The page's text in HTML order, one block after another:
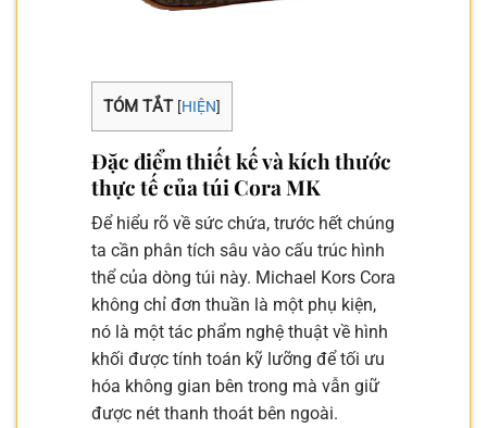
TÓM TẮT [HIỆN]
Đặc điểm thiết kế và kích thước
thực tế của túi Cora MK
Để hiểu rõ về sức chứa, trước hết chúng
ta cần phân tích sâu vào cấu trúc hình
thể của dòng túi này. Michael Kors Cora
không chỉ đơn thuần là một phụ kiện,
nó là một tác phẩm nghệ thuật về hình
khối được tính toán kỹ lưỡng để tối ưu
hóa không gian bên trong mà vẫn giữ
được nét thanh thoát bên ngoài.